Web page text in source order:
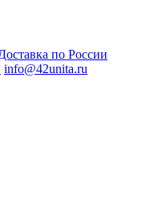
по России
info@42unita.ru